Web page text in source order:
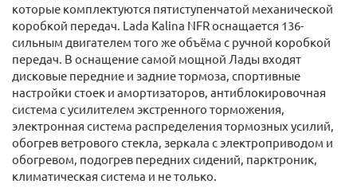
которые комплектуются пятиступенчатой механической
коробкой передач. Lada Kalina NFR оснащается 136-
сильным двигателем того же объёма с ручной коробкой
передач. В оснащение самой мощной Лады входят
дисковые передние и задние тормоза, спортивные
настройки стоек и амортизаторов, антиблокировочная
система с усилителем экстренного торможения,
электронная система распределения тормозных усилий,
обогрев ветрового стекла, зеркала с электроприводом и
обогревом, подогрев передних сидений, парктроник,
климатическая система и не только.